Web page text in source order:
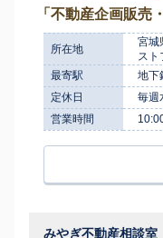
「不動産企画販売
所在地
宮城
スト
最寄駅
地下
定休日
毎週
営業時間
みやぎ不動産相談室